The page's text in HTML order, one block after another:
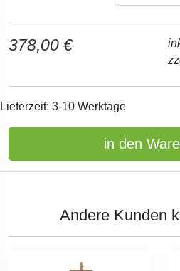
378,00 €
Lieferzeit: 3-10 Werktage
in den
Andere Kunden